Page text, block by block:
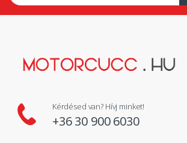
Kérdésed van? Hívj minket!
+36 30 900 6030